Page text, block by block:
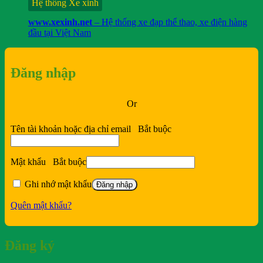
Hệ thống Xe xinh
www.xexinh.net – Hệ thống xe đạp thể thao, xe điện hàng
đầu tại Việt Nam
Đăng nhập
Or
Tên tài khoản hoặc địa chỉ email Bắt buộc
Mật khẩu Bắt buộc
Ghi nhớ mật khẩu Đăng nhập
Quên mật khẩu?
Đăng ký